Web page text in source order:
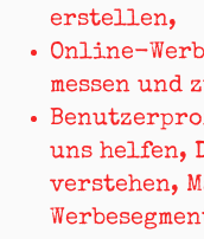
erstellen,
Online-
messen und
uns helfen,
verstehen,